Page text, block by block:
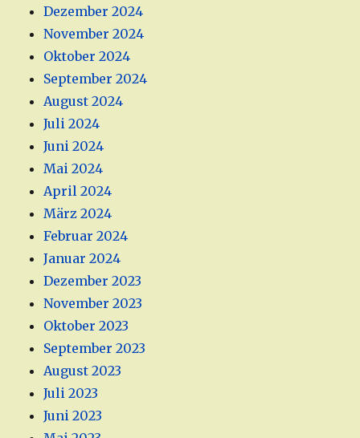
Dezember 2024
November 2024
Oktober 2024
September 2024
August 2024
Juli 2024
Juni 2024
Mai 2024
April 2024
März 2024
Februar 2024
Januar 2024
Dezember 2023
November 2023
Oktober 2023
September 2023
August 2023
Juli 2023
Juni 2023